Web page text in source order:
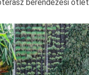
berendezési ötlet